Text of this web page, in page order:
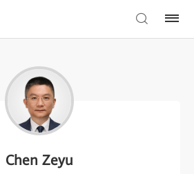
Chen Zeyu